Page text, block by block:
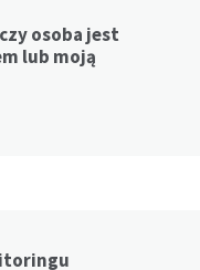
osoba jest
lub moją